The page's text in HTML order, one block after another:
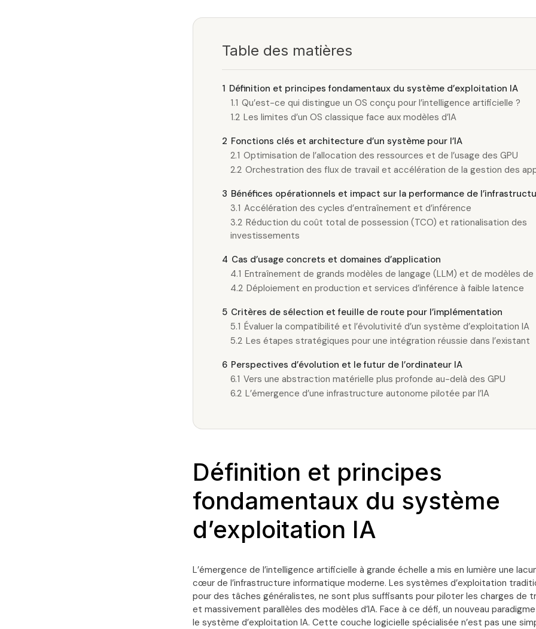
Table des matières
1 Définition et principes fondamentaux du système d’exploitation IA
1.1 Qu’est-ce qui distingue un OS conçu pour l’intelligence artificielle ?
1.2 Les limites d’un OS classique face aux modèles d’IA
2 Fonctions clés et architecture d’un système pour l’IA
2.1 Optimisation de l’allocation des ressources et de l’usage des GPU
2.2 Orchestration des flux de travail et accélération de la gestion des
3 Bénéfices opérationnels et impact sur la performance de
3.1 Accélération des cycles d’entraînement et d’inférence
3.2 Réduction du coût total de possession (TCO) et rationalisation des
investissements
4 Cas d’usage concrets et domaines d’application
4.1 Entraînement de grands modèles de langage (LLM) et de modèles
4.2 Déploiement en production et services d’inférence à faible latence
5 Critères de sélection et feuille de route pour l’implémentation
5.1 Évaluer la compatibilité et l’évolutivité d’un système d’exploitation IA
5.2 Les étapes stratégiques pour une intégration réussie dans l’existant
6 Perspectives d’évolution et le futur de l’ordinateur IA
6.1 Vers une abstraction matérielle plus profonde au-delà des GPU
6.2 L’émergence d’une infrastructure autonome pilotée par l’IA
Définition et principes
fondamentaux du système
d’exploitation IA
L’émergence de l’intelligence artificielle à grande échelle a mis en lumière une
cœur de l’infrastructure informatique moderne. Les systèmes d’exploitation
pour des tâches généralistes, ne sont plus suffisants pour piloter les charges de
et massivement parallèles des modèles d’IA. Face à ce défi, un nouveau
le système d’exploitation IA. Cette couche logicielle spécialisée n’est pas une